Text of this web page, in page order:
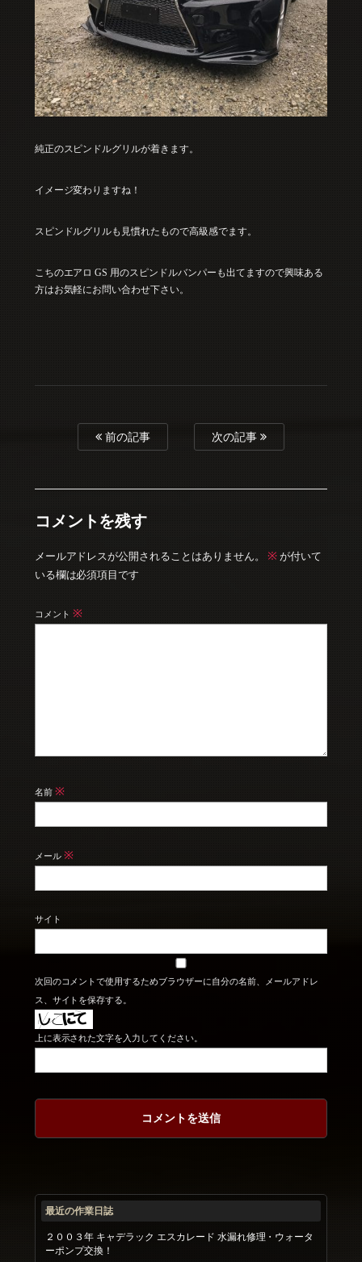
純正のスピンドルグリルが着きます。
イメージ変わりますね！
スピンドルグリルも見慣れたもので高級感でます。
こちのエアロ GS 用のスピンドルバンパーも出てますので興味ある
方はお気軽にお問い合わせ下さい。
前の記事 次の記事
コメントを残す
メールアドレスが公開されることはありません。 ※ が付いて
いる欄は必須項目です
コメント ※
名前 ※
メール ※
サイト
次回のコメントで使用するためブラウザーに自分の名前、メールアドレ
ス、サイトを保存する。
上に表示された文字を入力してください。
最近の作業日誌
２００３年 キャデラック エスカレード 水漏れ修理・ウォータ
ーポンプ交換！